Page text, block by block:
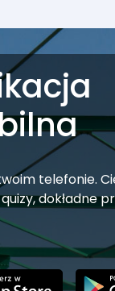
telefonie.
dokładne